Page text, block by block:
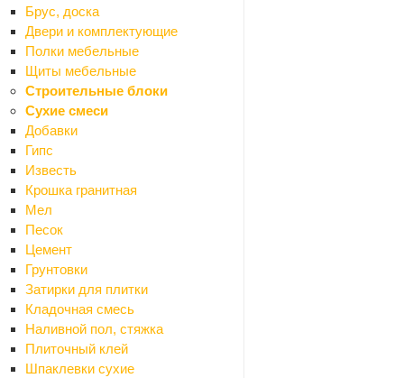
Брус, доска
Двери и комплектующие
Полки мебельные
Щиты мебельные
Строительные блоки
Сухие смеси
Добавки
Гипс
Известь
Крошка гранитная
Мел
Песок
Цемент
Грунтовки
Затирки для плитки
Кладочная смесь
Наливной пол, стяжка
Плиточный клей
Шпаклевки сухие
Ваше имя*
Телефон*
Email
Название товара
Ссылка на товар другого магазина